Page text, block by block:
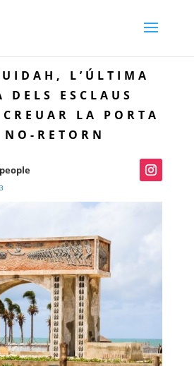
L’ÚLTIMA
DELS ESCLAUS
LA PORTA
NO-RETORN